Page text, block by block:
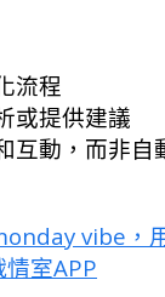
流程
或提供建議
互動，而非自
vibe，
室APP